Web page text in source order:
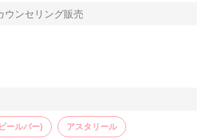
ウンセリング販売
ールバー) アスタリール